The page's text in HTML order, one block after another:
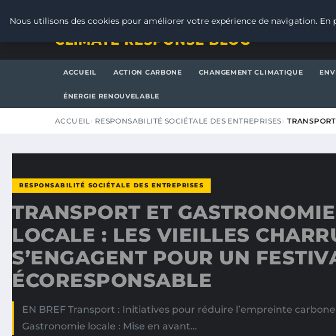
CLIMATE RESPONSE BLOG
ACCUEIL ACTION CARBONE CHANGEMENT CLIMATIQUE
ÉNERGIE RENOUVELABLE
ACCUEIL RESPONSABILITÉ SOCIÉTALE DES ENTREPRISES
RESPONSABILITÉ SOCIÉTALE DES ENTREPRISES
TRANSPORT ET GASTRONOMIE
LOCALE : LES VIEILLES
S’ENGAGENT POUR UN
ÉCORESPONSABLE
EN BREF Transport : Initiatives pour réduire l’empreinte carbone
Gastronomie locale : Mise en avant…
Nous utilisons des cookies pour améliorer votre expérience de navigation.